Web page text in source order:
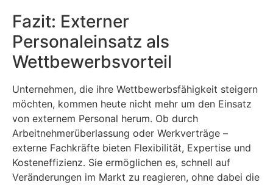
Fazit: Externer
Personaleinsatz als
Wettbewerbsvorteil
Unternehmen, die ihre Wettbewerbsfähigkeit steigern
möchten, kommen heute nicht mehr um den Einsatz
von externem Personal herum. Ob durch
Arbeitnehmerüberlassung oder Werkverträge –
externe Fachkräfte bieten Flexibilität, Expertise und
Kosteneffizienz. Sie ermöglichen es, schnell auf
Veränderungen im Markt zu reagieren, ohne dabei die